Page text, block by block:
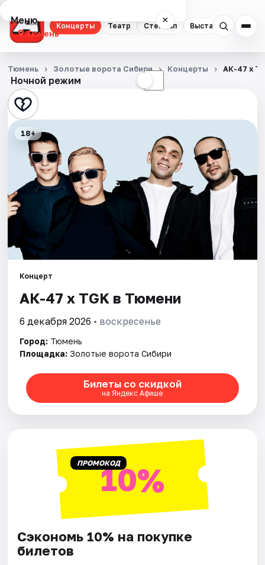
Концерты Театр Стендап Выставки
Меню ×
Тюмень
Концерты
Театр
Стендап
Выставки
Квесты
Экскурсии
События
Города
Площадки
Артисты
Рейтинги
Ночной режим ☾
Тюмень Золотые ворота Сибири Концерты АК-47 х
18+
Концерт
АК-47 х TGK в Тюмени
6 декабря 2026 • воскресенье
Город: Тюмень
Площадка: Золотые ворота Сибири
Билеты со скидкой
на Яндекс Афише
ПРОМОКОД10%
Сэкономь 10% на покупке
билетов